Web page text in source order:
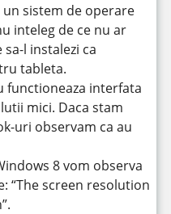
sistem de operare
inteleg de ce nu ar
l instalezi ca
tableta.
functioneaza interfata
mici. Daca stam
uri observam ca au
8 vom observa
“The screen resolution